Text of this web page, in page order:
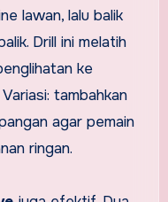
lawan, lalu balik
Drill ini melatih
ke
tambahkan
agar pemain
ringan.